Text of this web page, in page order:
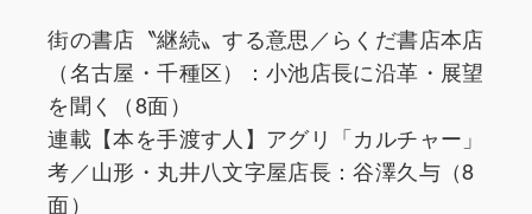
街の書店〝継続〟する意思／らくだ書店本店
（名古屋・千種区）：小池店長に沿革・展望
を聞く（8面）
連載【本を手渡す人】アグリ「カルチャー」
考／山形・丸井八文字屋店長：谷澤久与（8
面）